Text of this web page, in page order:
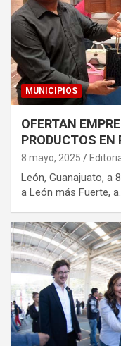
MUNICIPIOS
OFERTAN
PRODUCTOS EN
8 mayo, 2025
León, Guanajuato, a
a León más Fuerte,